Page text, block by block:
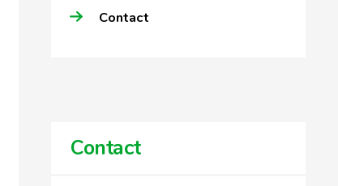
Contact
Contact